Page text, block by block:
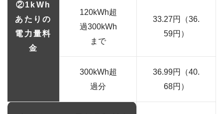
②1kWh
あたりの
電力量料
金
120kWh超
過300kWh
まで
33.27円（36.
59円）
300kWh超
過分
36.99円（40.
68円）